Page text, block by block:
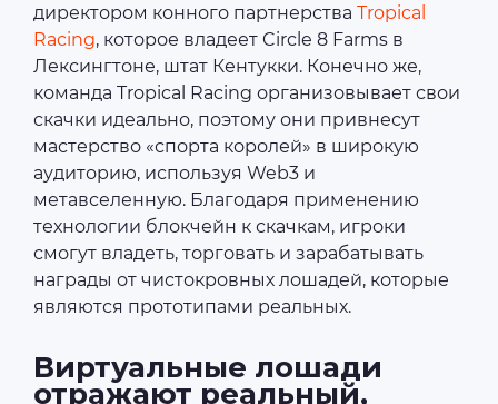
директором конного партнерства Tropical
Racing, которое владеет Circle 8 Farms в
Лексингтоне, штат Кентукки. Конечно же,
команда Tropical Racing организовывает свои
скачки идеально, поэтому они привнесут
мастерство «спорта королей» в широкую
аудиторию, используя Web3 и
метавселенную. Благодаря применению
технологии блокчейн к скачкам, игроки
смогут владеть, торговать и зарабатывать
награды от чистокровных лошадей, которые
являются прототипами реальных.
Виртуальные лошади
отражают реальный,